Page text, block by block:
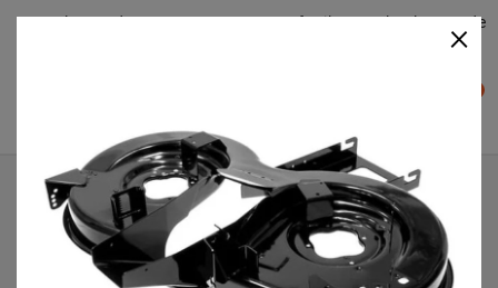
Plateaudecoupe.com : Trouver facilement le plateau de
Accueil
Plateau de coupe
Plateau de coupe 92 cm 68304418 pour PX 155 B 92 HB
13AM716E646 (2013)
×